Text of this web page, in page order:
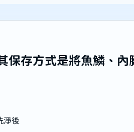
保存方式是將魚鱗、內
淨後